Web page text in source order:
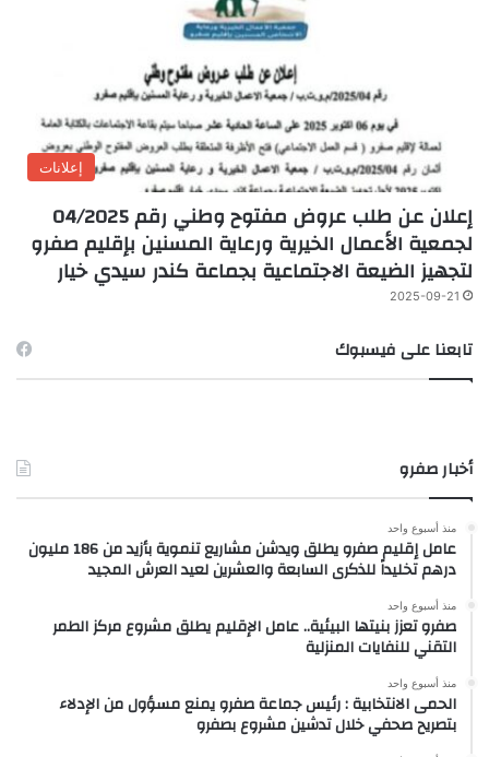
إعلانات
إعلان عن طلب عروض مفتوح وطني رقم 04/2025
لجمعية الأعمال الخيرية ورعاية المسنين بإقليم صفرو
لتجهيز الضيعة الاجتماعية بجماعة كندر سيدي خيار
2025-09-21
تابعنا على فيسبوك
أخبار صفرو
منذ أسبوع واحد
عامل إقليم صفرو يطلق ويدشن مشاريع تنموية بأزيد من 186 مليون
درهم تخليداً للذكرى السابعة والعشرين لعيد العرش المجيد
منذ أسبوع واحد
صفرو تعزز بنيتها البيئية.. عامل الإقليم يطلق مشروع مركز الطمر
التقني للنفايات المنزلية
منذ أسبوع واحد
الحمى الانتخابية : رئيس جماعة صفرو يمنع مسؤول من الإدلاء
بتصريح صحفي خلال تدشين مشروع بصفرو